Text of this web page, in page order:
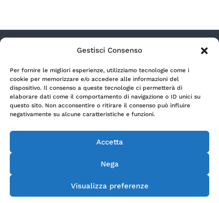
Gestisci Consenso
Per fornire le migliori esperienze, utilizziamo tecnologie come i
cookie per memorizzare e/o accedere alle informazioni del
dispositivo. Il consenso a queste tecnologie ci permetterà di
elaborare dati come il comportamento di navigazione o ID unici su
questo sito. Non acconsentire o ritirare il consenso può influire
negativamente su alcune caratteristiche e funzioni.
Accetta
Nega
Visualizza preferenze
9/11 – 24122 Bergamo (Italia) | P.Iva 00699990164 |
REA BG-166254 | Capitale sociale € 500.000,00 i.v.
Privacy Policy
Cookie Policy
riservati.